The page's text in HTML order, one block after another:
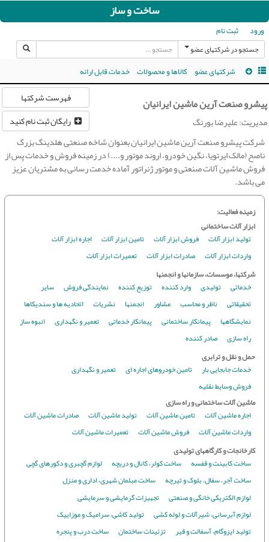
ساخت و ساز
ورود ثبت نام
جستجو در شرکتهای عضو
شرکتهای عضو کالاها و محصولات خدمات قابل ارائه
فهرست شرکتها
رایگان ثبت نام کنید
پیشرو صنعت آرین ماشین ایرانیان
مدیریت: علیرضا بورنگ
شرکت پیشرو صنعت آرین ماشین ایرانیان بعنوان شاخه صنعتی هلدینگ بزرگ
ناصح (مالک ایرتویا، نگین خودرو، اروند موتور و....) در زمینه فروش و خدمات پس از
فروش ماشین آلات صنعتی و موتور ژنراتور آماده خدمت رسانی به مشتریان عزیز
می باشد.
زمینه فعالیت:
ابزار آلات ساختمانی
تولید ابزار آلات
فروش ابزار آلات تامین ابزار آلات
اجاره ابزار آلات
واردات ابزار آلات
صادرات ابزار آلات
تعمیرات ابزار آلات
شرکتها، موسسات، سازمانها و انجمنها
خدماتی
تولیدی وارد کننده توزیع کننده نمایندگی فروش
سایر
تحقیقاتی
ناظر و محاسب مشاور انجمنها نشریات
اتحادیه ها و سندیکاها
نمایشگاهها
پیمانکار ساختمانی پیمانکار خدماتی تعمیر و نگهداری
انبوه ساز
راه سازی
صادر کننده
حمل و نقل و ترابری
خدمات جابجایی بار
تامین خودروهای اجاره ای
تعمیر و نگهداری
فروش وسایط نقلیه
ماشین آلات ساختمانی و راه سازی
اجاره ماشین آلات
تامین ماشین آلات تولید ماشین آلات
صادرات ماشین آلات
واردات ماشین آلات
فروش ماشین آلات
تعمیرات ماشین آلات
کارخانجات و کارگاههای تولیدی
ساخت کابینت و قفسه
ساخت کولر، کانال و دریچه
لوازم گچبری و دکورهای گچی
ساخت آجر، سفال، بلوک و تیرچه
ساخت مبلمان شهری، اداری و منزل
لوازم الکتریکی خانگی و صنعتی
تجهیزات گرمایشی و سرمایشی
لوازم آبرسانی، شیرآلات و لوله کشی
تولید کاشی، سرامیک و موزاییک
تولید ایزوگام، آسفالت و قیر
تزئینات ساختمان
ساخت درب و پنجره